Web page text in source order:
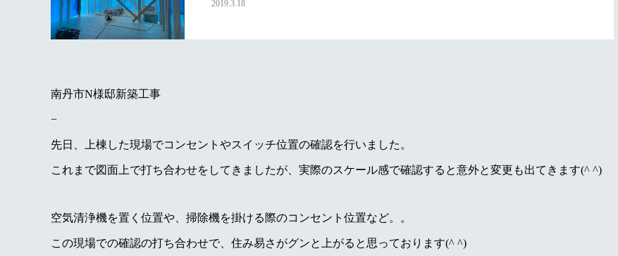
2019.3.18
南丹市N様邸新築工事
−
先日、上棟した現場でコンセントやスイッチ位置の確認を行いました。
これまで図面上で打ち合わせをしてきましたが、実際のスケール感で確認すると意外と変更も出てきます(^ ^)
空気清浄機を置く位置や、掃除機を掛ける際のコンセント位置など。。
この現場での確認の打ち合わせで、住み易さがグンと上がると思っております(^ ^)